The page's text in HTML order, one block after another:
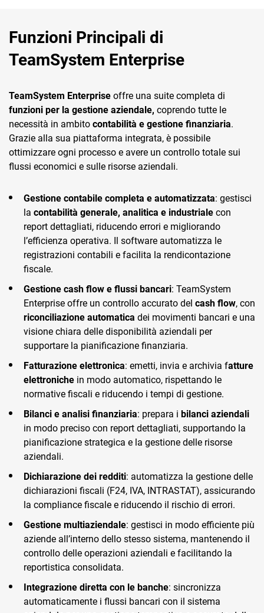
Funzioni Principali di
TeamSystem Enterprise
TeamSystem Enterprise offre una suite completa di
funzioni per la gestione aziendale, coprendo tutte le
necessità in ambito contabilità e gestione finanziaria.
Grazie alla sua piattaforma integrata, è possibile
ottimizzare ogni processo e avere un controllo totale sui
flussi economici e sulle risorse aziendali.
Gestione contabile completa e automatizzata: gestisci
la contabilità generale, analitica e industriale con
report dettagliati, riducendo errori e migliorando
l’efficienza operativa. Il software automatizza le
registrazioni contabili e facilita la rendicontazione
fiscale.
Gestione cash flow e flussi bancari: TeamSystem
Enterprise offre un controllo accurato del cash flow, con
riconciliazione automatica dei movimenti bancari e una
visione chiara delle disponibilità aziendali per
supportare la pianificazione finanziaria.
Fatturazione elettronica: emetti, invia e archivia fatture
elettroniche in modo automatico, rispettando le
normative fiscali e riducendo i tempi di gestione.
Bilanci e analisi finanziaria: prepara i bilanci aziendali
in modo preciso con report dettagliati, supportando la
pianificazione strategica e la gestione delle risorse
aziendali.
Dichiarazione dei redditi: automatizza la gestione delle
dichiarazioni fiscali (F24, IVA, INTRASTAT), assicurando
la compliance fiscale e riducendo il rischio di errori.
Gestione multiaziendale: gestisci in modo efficiente più
aziende all’interno dello stesso sistema, mantenendo il
controllo delle operazioni aziendali e facilitando la
reportistica consolidata.
Integrazione diretta con le banche: sincronizza
automaticamente i flussi bancari con il sistema